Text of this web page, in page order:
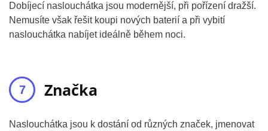
Dobíjecí naslouchátka jsou modernější, při pořízení dražší.
Nemusíte však řešit koupi nových baterií a při vybití
naslouchátka nabíjet ideálně během noci.
Značka
Naslouchátka jsou k dostání od různých značek, jmenovat